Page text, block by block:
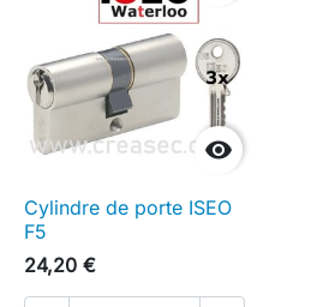

Cylindre de porte ISEO
F5
24,20 €